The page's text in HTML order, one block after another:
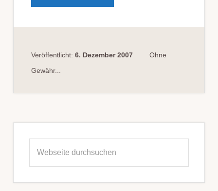
SACHVERSTÄNDIGEN
Veröffentlicht: 6. Dezember 2007
Ohne
Gewähr...